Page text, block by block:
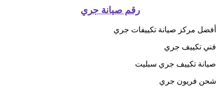
رقم صيانة جري
أفضل مركز صيانة تكييفات جري
فني تكييف جري
صيانة تكييف جري سبليت
شحن فريون جري